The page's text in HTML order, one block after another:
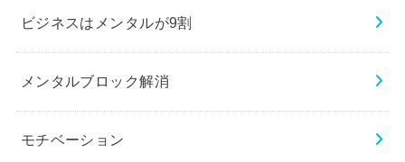
ビジネスはメンタルが9割
メンタルブロック解消
モチベーション